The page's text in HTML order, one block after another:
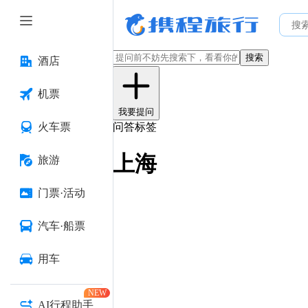
酒店
机票
火车票
旅游
门票·活动
汽车·船票
用车
AI行程助手
NEW
搜索
我要提问
问答标签
上海